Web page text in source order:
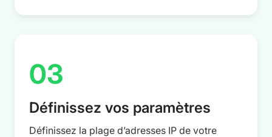
03
Définissez vos paramètres
Définissez la plage d’adresses IP de votre